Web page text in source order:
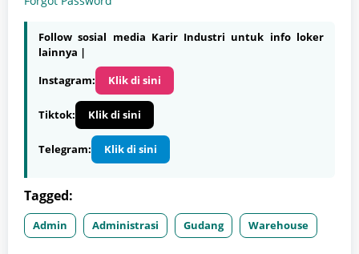
Follow sosial media Karir Industri untuk info loker
lainnya |
Instagram:
Klik di sini
Tiktok: Klik di sini
Telegram: Klik di sini
Tagged:
Admin Administrasi Gudang Warehouse